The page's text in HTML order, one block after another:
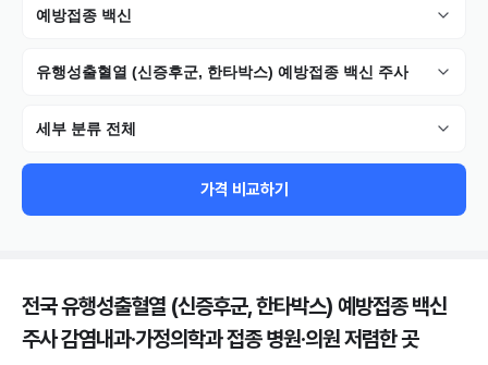
예방접종 백신
유행성출혈열 (신증후군, 한타박스) 예방접종 백신 주사
세부 분류 전체
가격 비교하기
전국 유행성출혈열 (신증후군, 한타박스) 예방접종 백신
주사 감염내과·가정의학과 접종 병원·의원저렴한 곳